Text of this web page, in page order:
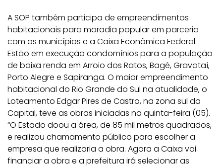
A SOP também participa de empreendimentos
habitacionais para moradia popular em parceria
com os municípios e a Caixa Econômica Federal.
Estão em execução condomínios para a população
de baixa renda em Arroio dos Ratos, Bagé, Gravataí,
Porto Alegre e Sapiranga. O maior empreendimento
habitacional do Rio Grande do Sul na atualidade, o
Loteamento Edgar Pires de Castro, na zona sul da
Capital, teve as obras iniciadas na quinta-feira (05).
“O Estado doou a área, de 85 mil metros quadrados,
e realizou chamamento público para escolher a
empresa que realizaria a obra. Agora a Caixa vai
financiar a obra e a prefeitura irá selecionar as